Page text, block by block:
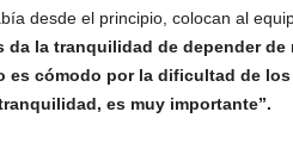
desde el principio, colocan al
da la tranquilidad de depender
cómodo por la dificultad de
es muy importante”.